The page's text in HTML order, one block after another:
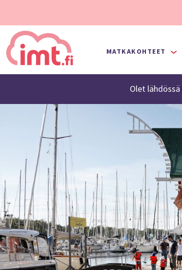
MATKAKOHTEET
Olet lähdössä